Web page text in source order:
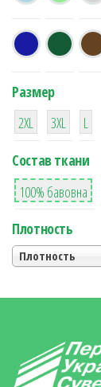
Размер
38
2XL
16
3XL L
Состав ткани
8
100% бавовна
Плотность
Плотность